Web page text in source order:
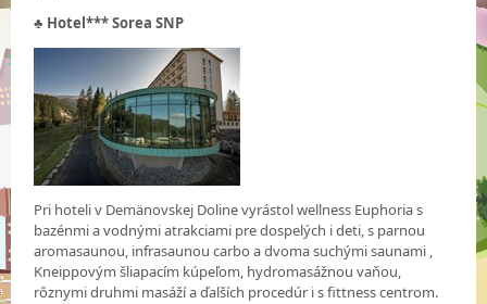
♣ Hotel*** Sorea SNP
Pri hoteli v Demänovskej Doline vyrástol wellness Euphoria s
bazénmi a vodnými atrakciami pre dospelých i deti, s parnou
aromasaunou, infrasaunou carbo a dvoma suchými saunami ,
Kneippovým šliapacím kúpeľom, hydromasážnou vaňou,
rôznymi druhmi masáží a ďalších procedúr i s fittness centrom.